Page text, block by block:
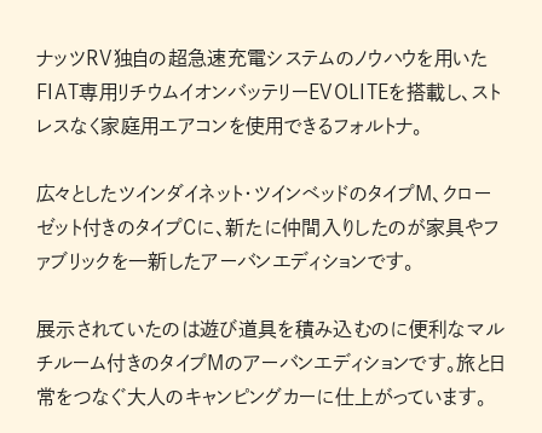
ナッツRV独自の超急速充電システムのノウハウを用いた
FIAT専用リチウムイオンバッテリーEVOLITEを搭載し、スト
レスなく家庭用エアコンを使用できるフォルトナ。
広々としたツインダイネット・ツインベッドのタイプM、クロー
ゼット付きのタイプCに、新たに仲間入りしたのが家具やフ
ァブリックを一新したアーバンエディションです。
展示されていたのは遊び道具を積み込むのに便利なマル
チルーム付きのタイプMのアーバンエディションです。旅と日
常をつなぐ大人のキャンピングカーに仕上がっています。